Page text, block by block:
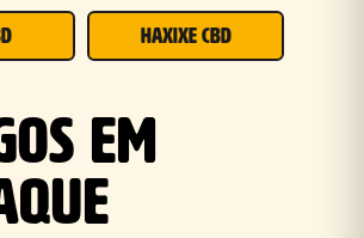
HAXIXE CBD
EM